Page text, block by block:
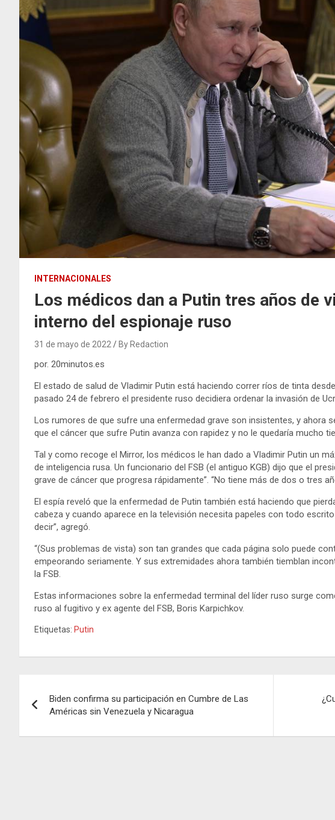
INTERNACIONALES
Los médicos dan a Putin tres años de
interno del espionaje ruso
31 de mayo de 2022 By Redaction
por. 20minutos.es
El estado de salud de Vladimir Putin está haciendo correr ríos de tinta
pasado 24 de febrero el presidente ruso decidiera ordenar la invasión de
Los rumores de que sufre una enfermedad grave son insistentes, y ahora
que el cáncer que sufre Putin avanza con rapidez y no le quedaría mucho
Tal y como recoge el Mirror, los médicos le han dado a Vladimir Putin un
de inteligencia rusa. Un funcionario del FSB (el antiguo KGB) dijo que el
grave de cáncer que progresa rápidamente”. “No tiene más de dos o tres
El espía reveló que la enfermedad de Putin también está haciendo que
cabeza y cuando aparece en la televisión necesita papeles con todo
decir”, agregó.
“(Sus problemas de vista) son tan grandes que cada página solo puede
empeorando seriamente. Y sus extremidades ahora también tiemblan
la FSB.
Estas informaciones sobre la enfermedad terminal del líder ruso surge
ruso al fugitivo y ex agente del FSB, Boris Karpichkov.
Etiquetas: Putin
de
entradas
Biden confirma su participación en Cumbre de Las
Américas sin Venezuela y Nicaragua